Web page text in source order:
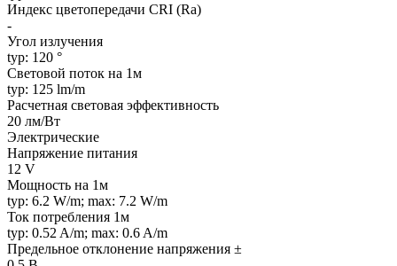
Индекс цветопередачи CRI (Ra)
-
Угол излучения
typ: 120 °
Световой поток на 1м
typ: 125 lm/m
Расчетная световая эффективность
20 лм/Вт
Электрические
Напряжение питания
12 V
Мощность на 1м
typ: 6.2 W/m; max: 7.2 W/m
Ток потребления 1м
typ: 0.52 A/m; max: 0.6 A/m
Предельное отклонение напряжения ±